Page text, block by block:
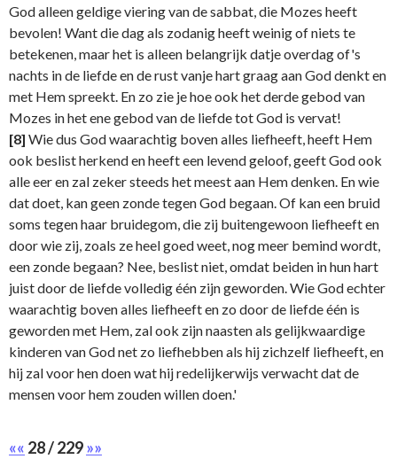
God alleen geldige viering van de sabbat, die Mozes heeft
bevolen! Want die dag als zodanig heeft weinig of niets te
betekenen, maar het is alleen belangrijk datje overdag of's
nachts in de liefde en de rust vanje hart graag aan God denkt en
met Hem spreekt. En zo zie je hoe ook het derde gebod van
Mozes in het ene gebod van de liefde tot God is vervat!
[8] Wie dus God waarachtig boven alles liefheeft, heeft Hem
ook beslist herkend en heeft een levend geloof, geeft God ook
alle eer en zal zeker steeds het meest aan Hem denken. En wie
dat doet, kan geen zonde tegen God begaan. Of kan een bruid
soms tegen haar bruidegom, die zij buitengewoon liefheeft en
door wie zij, zoals ze heel goed weet, nog meer bemind wordt,
een zonde begaan? Nee, beslist niet, omdat beiden in hun hart
juist door de liefde volledig één zijn geworden. Wie God echter
waarachtig boven alles liefheeft en zo door de liefde één is
geworden met Hem, zal ook zijn naasten als gelijkwaardige
kinderen van God net zo liefhebben als hij zichzelf liefheeft, en
hij zal voor hen doen wat hij redelijkerwijs verwacht dat de
mensen voor hem zouden willen doen.'
«« 28 / 229»»